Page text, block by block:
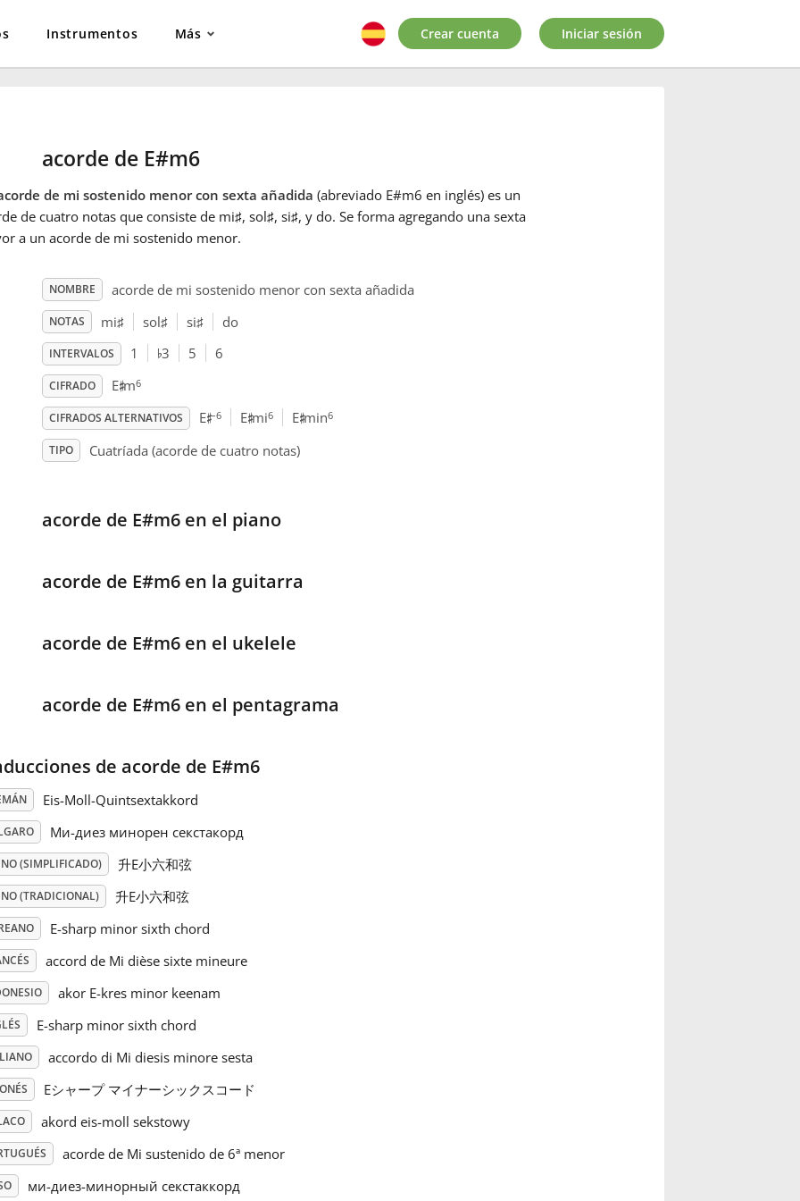
Instrumentos Más Crear cuenta Iniciar sesión
acorde de E#m6
de mi sostenido menor con sexta añadida (abreviado E#m6 en inglés) es un
de cuatro notas que consiste de mi♯, sol♯, si♯, y do. Se forma agregando una sexta
a un acorde de mi sostenido menor.
NOMBRE acorde de mi sostenido menor con sexta añadida
NOTAS mi♯ sol♯ si♯ do
INTERVALOS 1 ♭3 5 6
CIFRADO E♯m6
CIFRADOS ALTERNATIVOS E♯–6 E♯mi6 E♯min6
TIPO Cuatríada (acorde de cuatro notas)
acorde de E#m6 en el piano
acorde de E#m6 en la guitarra
acorde de E#m6 en el ukelele
acorde de E#m6 en el pentagrama
de acorde de E#m6
Eis-Moll-Quintsextakkord
Ми-диез минорен секстакорд
(SIMPLIFICADO) 升E小六和弦
(TRADICIONAL) 升E小六和弦
E-sharp minor sixth chord
accord de Mi dièse sixte mineure
akor E-kres minor keenam
E-sharp minor sixth chord
accordo di Mi diesis minore sesta
Eシャープ マイナーシックスコード
akord eis-moll sekstowy
acorde de Mi sustenido de 6ª menor
ми-диез-минорный секстаккорд